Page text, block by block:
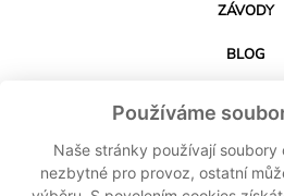
Používáme
Naše stránky používají soubory
nezbytné pro provoz, ostatní
ZÁVODY
BLOG
KONTAKT